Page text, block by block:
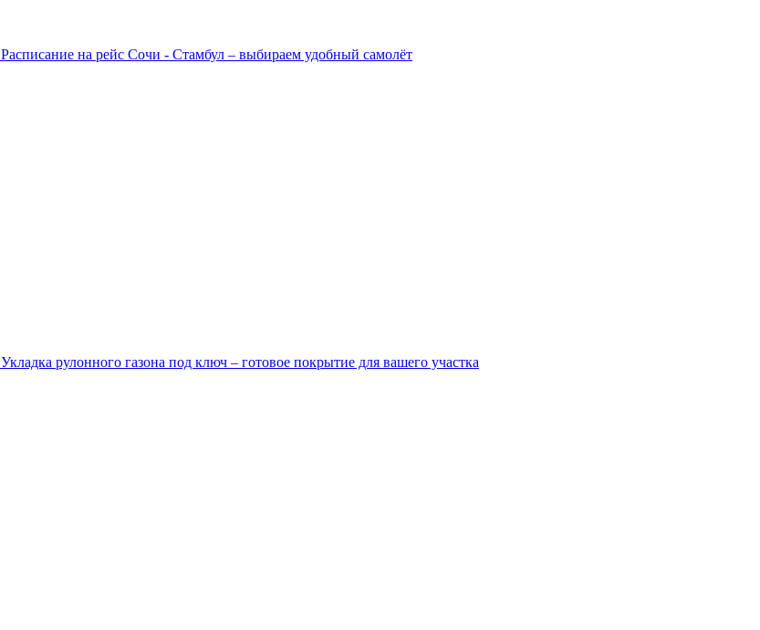
Расписание на рейс Сочи - Стамбул – выбираем удобный самолёт
Укладка рулонного газона под ключ – готовое покрытие для вашего участка